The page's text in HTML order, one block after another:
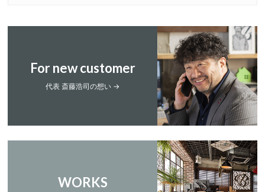
For new customer
代表 斎藤浩司の想い →
WORKS